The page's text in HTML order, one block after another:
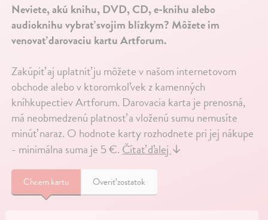
Neviete, akú knihu, DVD, CD, e-knihu alebo
audioknihu vybrať svojim blízkym? Môžete im
venovať darovaciu kartu Artforum.
Zakúpiť aj uplatniť ju môžete v našom internetovom
obchode alebo v ktoromkoľvek z kamenných
kníhkupectiev Artforum. Darovacia karta je prenosná,
má neobmedzenú platnosť a vloženú sumu nemusíte
minúť naraz. O hodnote karty rozhodnete pri jej nákupe
- minimálna suma je 5 €.Čítať ďalej↓
Chcem kartu Overiť zostatok